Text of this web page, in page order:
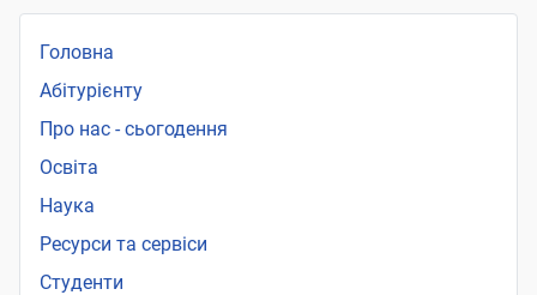
Головна
Абітурієнту
Про нас - сьогодення
Освіта
Наука
Ресурси та сервіси
Студенти